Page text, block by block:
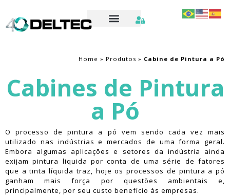
Home » Produtos » Cabine de Pintura a Pó
Cabines de Pintura
a Pó​
O processo de pintura a pó vem sendo cada vez mais
utilizado nas indústrias e mercados de uma forma geral.
Embora algumas aplicações e setores da indústria ainda
exijam pintura liquida por conta de uma série de fatores
que a tinta líquida traz, hoje os processos de pintura a pó
ganham mais força por questões ambientais e,
principalmente, por seu custo benefício às empresas.